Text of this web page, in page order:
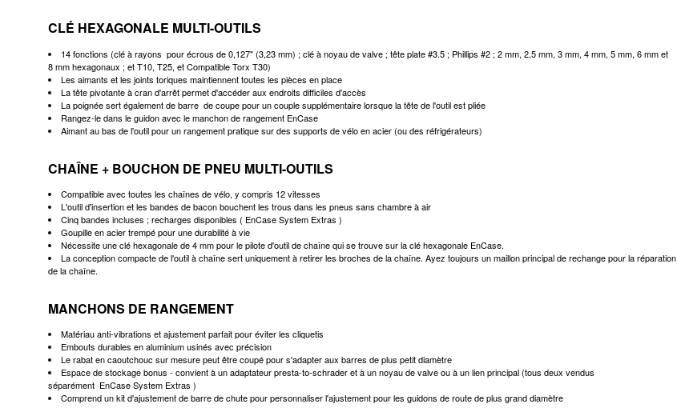
CLÉ HEXAGONALE MULTI-OUTILS
14 fonctions (clé à rayons pour écrous de 0,127" (3,23 mm) ; clé à noyau de valve ; tête plate #3.5 ; Phillips #2 ; 2 mm, 2,5 mm, 3 mm, 4 mm, 5 mm, 6 mm et
8 mm hexagonaux ; et T10, T25, et Compatible Torx T30)
Les aimants et les joints toriques maintiennent toutes les pièces en place
La tête pivotante à cran d'arrêt permet d'accéder aux endroits difficiles d'accès
La poignée sert également de barre de coupe pour un couple supplémentaire lorsque la tête de l'outil est pliée
Rangez-le dans le guidon avec le manchon de rangement EnCase
Aimant au bas de l'outil pour un rangement pratique sur des supports de vélo en acier (ou des réfrigérateurs)
CHAÎNE + BOUCHON DE PNEU MULTI-OUTILS
Compatible avec toutes les chaînes de vélo, y compris 12 vitesses
L'outil d'insertion et les bandes de bacon bouchent les trous dans les pneus sans chambre à air
Cinq bandes incluses ; recharges disponibles ( EnCase System Extras )
Goupille en acier trempé pour une durabilité à vie
Nécessite une clé hexagonale de 4 mm pour le pilote d'outil de chaîne qui se trouve sur la clé hexagonale EnCase.
La conception compacte de l'outil à chaîne sert uniquement à retirer les broches de la chaîne. Ayez toujours un maillon principal de rechange pour la réparation
de la chaîne.
MANCHONS DE RANGEMENT
Matériau anti-vibrations et ajustement parfait pour éviter les cliquetis
Embouts durables en aluminium usinés avec précision
Le rabat en caoutchouc sur mesure peut être coupé pour s'adapter aux barres de plus petit diamètre
Espace de stockage bonus - convient à un adaptateur presta-to-schrader et à un noyau de valve ou à un lien principal (tous deux vendus
séparément EnCase System Extras )
Comprend un kit d'ajustement de barre de chute pour personnaliser l'ajustement pour les guidons de route de plus grand diamètre